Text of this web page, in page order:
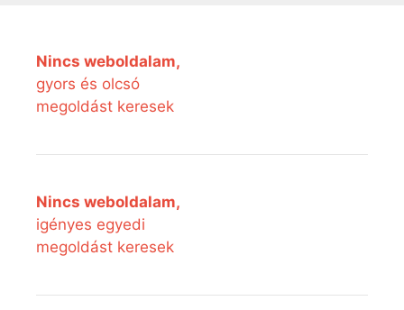
Nincs weboldalam,
gyors és olcsó
megoldást keresek
Nincs weboldalam,
igényes egyedi
megoldást keresek